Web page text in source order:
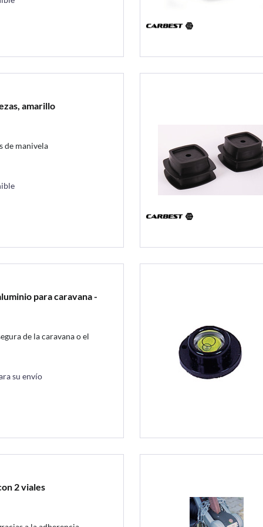
amarillo
de manivela
para caravana -
de la caravana o el
su envío
2 viales